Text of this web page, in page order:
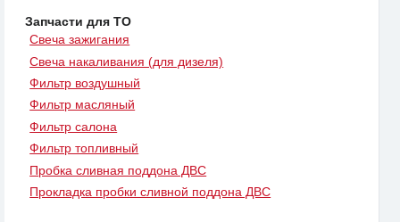
Запчасти для ТО
Свеча зажигания
Свеча накаливания (для дизеля)
Фильтр воздушный
Фильтр масляный
Фильтр салона
Фильтр топливный
Пробка сливная поддона ДВС
Прокладка пробки сливной поддона ДВС